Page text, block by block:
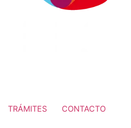
TRÁMITES CONTACTO